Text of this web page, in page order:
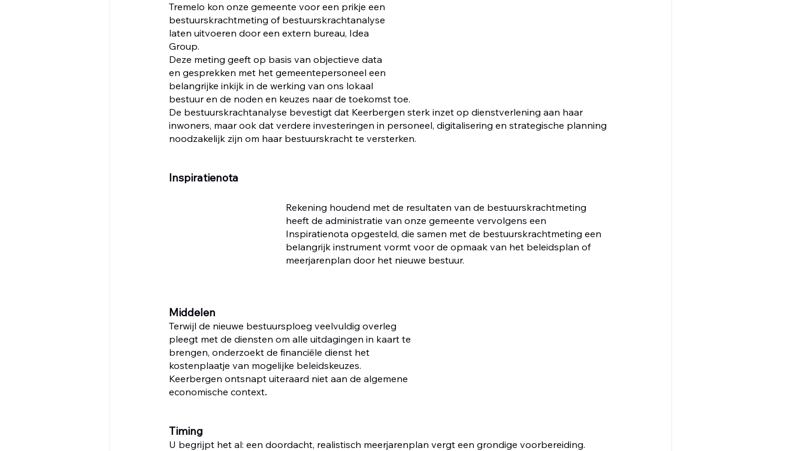
Tremelo kon onze gemeente voor een prikje een
bestuurskrachtmeting of bestuurskrachtanalyse
laten uitvoeren door een extern bureau, Idea
Group.
Deze meting geeft op basis van objectieve data
en gesprekken met het gemeentepersoneel een
belangrijke inkijk in de werking van ons lokaal
bestuur en de noden en keuzes naar de toekomst toe.
De bestuurskrachtanalyse bevestigt dat Keerbergen sterk inzet op dienstverlening aan haar
inwoners, maar ook dat verdere investeringen in personeel, digitalisering en strategische planning
noodzakelijk zijn om haar bestuurskracht te versterken.
Inspiratienota
Rekening houdend met de resultaten van de bestuurskrachtmeting
heeft de administratie van onze gemeente vervolgens een
Inspiratienota opgesteld, die samen met de bestuurskrachtmeting een
belangrijk instrument vormt voor de opmaak van het beleidsplan of
meerjarenplan door het nieuwe bestuur.
Middelen
Terwijl de nieuwe bestuursploeg veelvuldig overleg
pleegt met de diensten om alle uitdagingen in kaart te
brengen, onderzoekt de financiële dienst het
kostenplaatje van mogelijke beleidskeuzes.
Keerbergen ontsnapt uiteraard niet aan de algemene
economische context.
Timing
U begrijpt het al: een doordacht, realistisch meerjarenplan vergt een grondige voorbereiding.